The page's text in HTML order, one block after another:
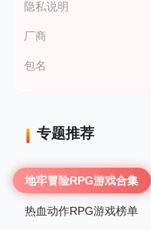
隐私说明
厂商
包名
专题推荐
地牢冒险RPG游戏合集
热血动作RPG游戏榜单